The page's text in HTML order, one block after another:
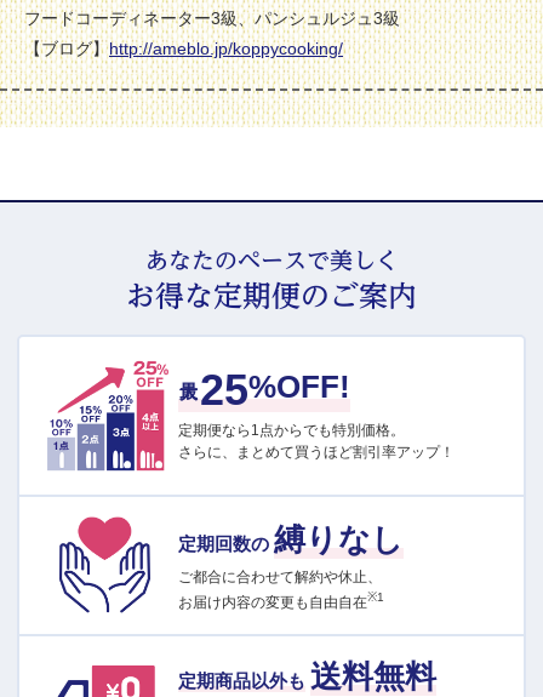
フードコーディネーター3級、パンシュルジュ3級
【ブログ】http://ameblo.jp/koppycooking/
あなたのペースで美しく
お得な定期便のご案内
25%OFF!
定期便なら1点からでも特別価格。
さらに、まとめて買うほど割引率アップ！
定期回数の 縛りなし
ご都合に合わせて解約や休止、
お届け内容の変更も自由自在※1
定期商品以外も 送料無料